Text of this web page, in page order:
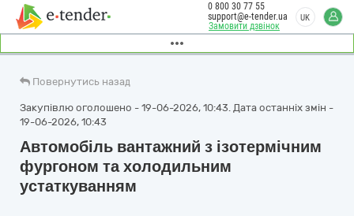
Замовити дзвінок
0 800 30 77 55
support@e-tender.ua
UK
Повернутись назад
Закупівлю оголошено - 19-06-2026, 10:43. Дата останніх змін -
19-06-2026, 10:43
Автомобіль вантажний з ізотермічним
фургоном та холодильним
устаткуванням